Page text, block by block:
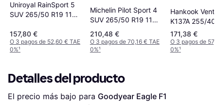
Uniroyal RainSport 5
SUV 265/50 R19 110Y
157,80 €
O 3 pagos de 52,60 € TAE
0%¹
Michelin Pilot Sport 4
SUV 265/50 R19 110Y
XL
210,48 €
O 3 pagos de 70,16 € TAE
0%¹
Hankook
K137A 255/40
101V XL 4PR
171,38 €
O 3 pagos de
0%¹
Detalles del producto
El precio más bajo para Goodyear Eagle F1